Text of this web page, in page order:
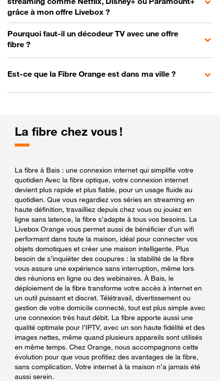
grâce à mon offre Livebox ?
Pourquoi faut-il un décodeur TV avec une offre
fibre ?
Est-ce que la Fibre Orange est dans ma ville ?
La fibre chez vous !
La fibre à Bais : une connexion internet qui simplifie votre
quotidien Avec la fibre optique, votre connexion internet
devient plus rapide et plus fiable, pour un usage fluide au
quotidien. Que vous regardiez vos séries en streaming en
haute définition, travailliez depuis chez vous ou jouiez en
ligne sans latence, la fibre s’adapte à tous vos besoins. La
Livebox Orange vous permet aussi de bénéficier d’un wifi
performant dans toute la maison, idéal pour connecter vos
objets domotiques et créer une maison intelligente. Plus
besoin de s’inquiéter des coupures : la stabilité de la fibre
vous assure une expérience sans interruption, même lors
des réunions en ligne ou des webinaires. À Bais, le
déploiement de la fibre transforme votre accès à internet en
un outil puissant et discret. Télétravail, divertissement ou
gestion de votre domicile connecté, tout est plus simple avec
une connexion très haut débit. La fibre apporte aussi une
qualité optimale pour l’IPTV, avec un son haute fidélité et des
images nettes, même quand plusieurs appareils sont utilisés
en même temps. Chez Orange, nous accompagnons cette
évolution pour que vous profitiez des avantages de la fibre,
sans complication. Votre internet à la maison n’a jamais été
aussi serein.